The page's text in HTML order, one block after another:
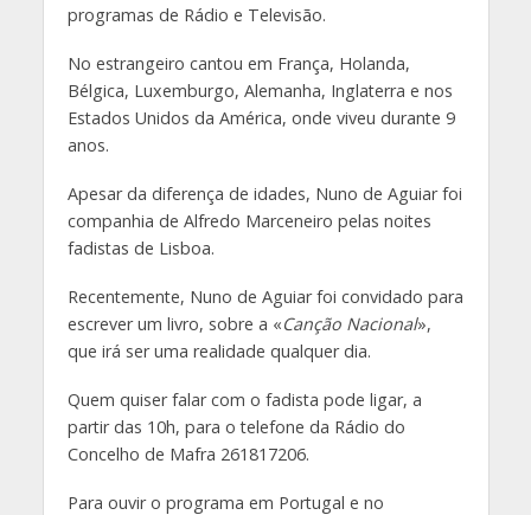
programas de Rádio e Televisão.
No estrangeiro cantou em França, Holanda,
Bélgica, Luxemburgo, Alemanha, Inglaterra e nos
Estados Unidos da América, onde viveu durante 9
anos.
Apesar da diferença de idades, Nuno de Aguiar foi
companhia de Alfredo Marceneiro pelas noites
fadistas de Lisboa.
Recentemente, Nuno de Aguiar foi convidado para
escrever um livro, sobre a «Canção Nacional»,
que irá ser uma realidade qualquer dia.
Quem quiser falar com o fadista pode ligar, a
partir das 10h, para o telefone da Rádio do
Concelho de Mafra 261817206.
Para ouvir o programa em Portugal e no